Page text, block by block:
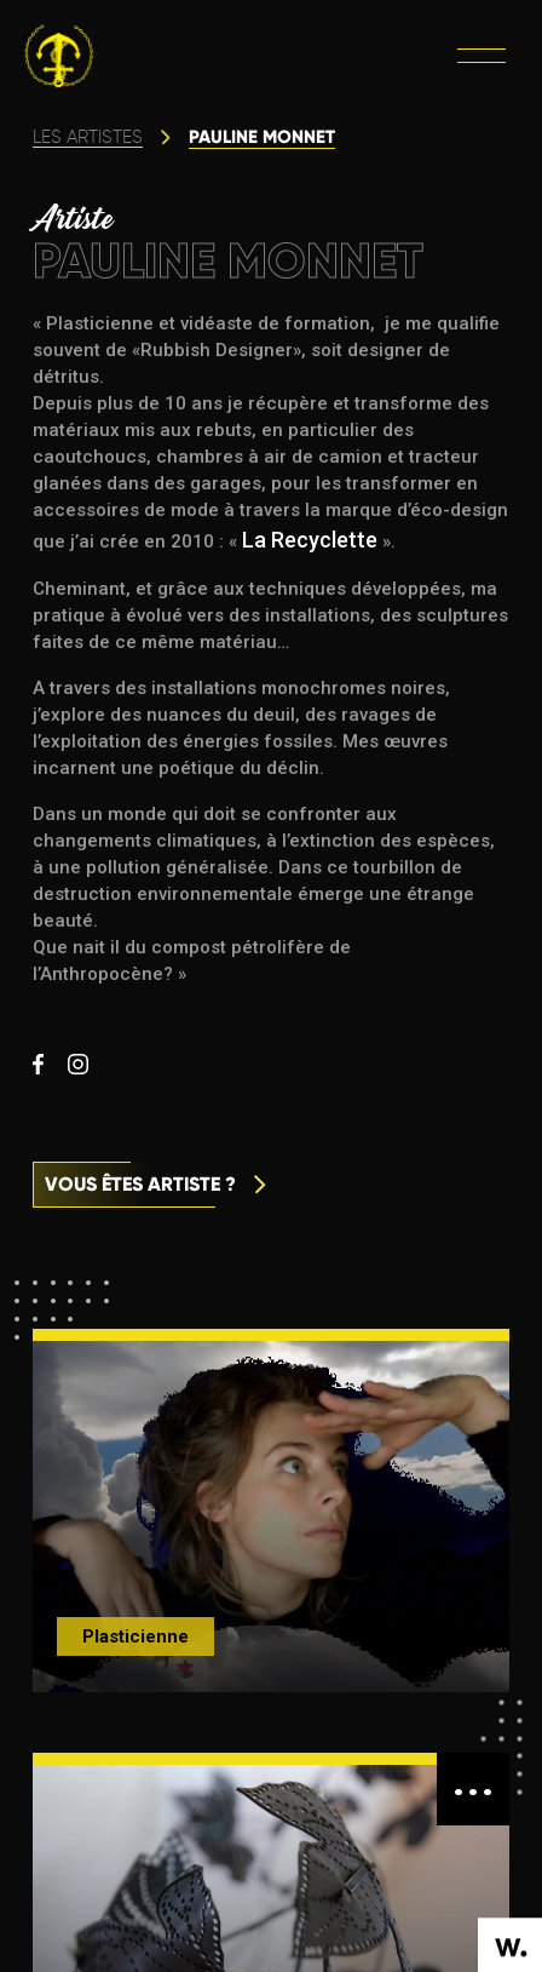
LES ARTISTES PAULINE MONNET
Artiste
PAULINE MONNET
« Plasticienne et vidéaste de formation, je me qualifie
souvent de «Rubbish Designer», soit designer de
détritus.
Depuis plus de 10 ans je récupère et transforme des
matériaux mis aux rebuts, en particulier des
caoutchoucs, chambres à air de camion et tracteur
glanées dans des garages, pour les transformer en
accessoires de mode à travers la marque d’éco-design
que j’ai crée en 2010 : « La Recyclette ».
Cheminant, et grâce aux techniques développées, ma
pratique à évolué vers des installations, des sculptures
faites de ce même matériau…
A travers des installations monochromes noires,
j’explore des nuances du deuil, des ravages de
l’exploitation des énergies fossiles. Mes œuvres
incarnent une poétique du déclin.
Dans un monde qui doit se confronter aux
changements climatiques, à l’extinction des espèces,
à une pollution généralisée. Dans ce tourbillon de
destruction environnementale émerge une étrange
beauté.
Que nait il du compost pétrolifère de
l’Anthropocène? »
VOUS ÊTES ARTISTE ?
Plasticienne
...